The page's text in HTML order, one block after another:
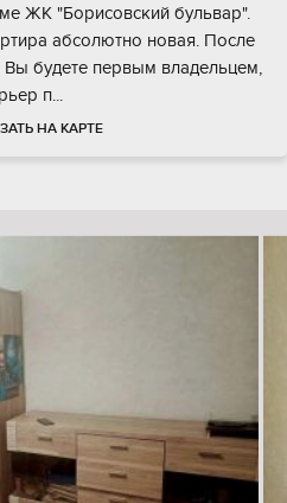
ЖК "Борисовский бульвар".
абсолютно новая. После
будете первым владельцем,
п...
НА КАРТЕ